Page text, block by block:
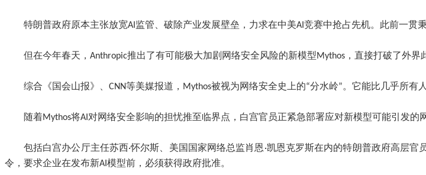
特朗普政府原本主张放宽AI监管、破除产业发展壁垒，力求在中美AI竞赛中抢占先机。此前一贯
但在今年春天，Anthropic推出了有可能极大加剧网络安全风险的新模型Mythos，直接打破了外界
综合《国会山报》、CNN等美媒报道，Mythos被视为网络安全史上的“分水岭”。它能比几乎所
随着Mythos将AI对网络安全影响的担忧推至临界点，白宫官员正紧急部署应对新模型可能引发的
包括白宫办公厅主任苏西·怀尔斯、美国国家网络总监肖恩·凯恩克罗斯在内的特朗普政府高层
令，要求企业在发布新AI模型前，必须获得政府批准。